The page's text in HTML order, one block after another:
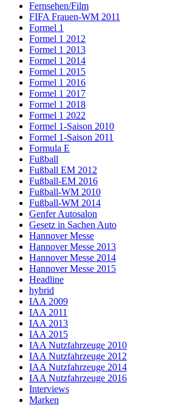
Fernsehen/Film
FIFA Frauen-WM 2011
Formel 1
Formel 1 2012
Formel 1 2013
Formel 1 2014
Formel 1 2015
Formel 1 2016
Formel 1 2017
Formel 1 2018
Formel 1 2022
Formel 1-Saison 2010
Formel 1-Saison 2011
Formula E
Fußball
Fußball EM 2012
Fußball-EM 2016
Fußball-WM 2010
Fußball-WM 2014
Genfer Autosalon
Gesetz in Sachen Auto
Hannover Messe
Hannover Messe 2013
Hannover Messe 2014
Hannover Messe 2015
Headline
hybrid
IAA 2009
IAA 2011
IAA 2013
IAA 2015
IAA Nutzfahrzeuge 2010
IAA Nutzfahrzeuge 2012
IAA Nutzfahrzeuge 2014
IAA Nutzfahrzeuge 2016
Interviews
Marken